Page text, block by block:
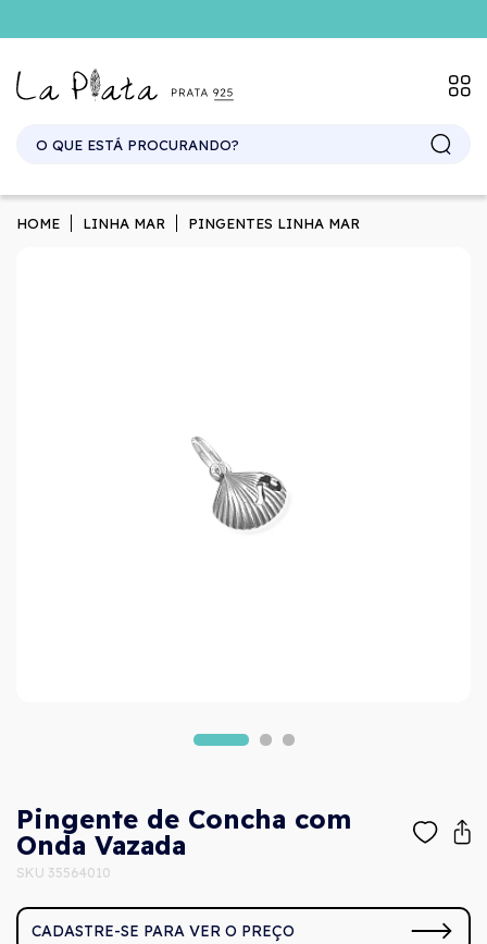
HOME LINHA MAR PINGENTES LINHA MAR
Pingente de Concha com
Onda Vazada
SKU 35564010
CADASTRE-SE PARA VER O PREÇO